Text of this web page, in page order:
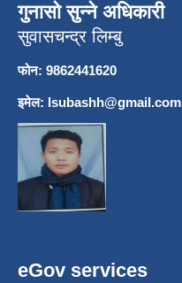
गुनासो सुन्ने अधिकारी
सुवासचन्द्र लिम्बु
फोन: 9862441620
इमेल: lsubashh@gmail.com
eGov services